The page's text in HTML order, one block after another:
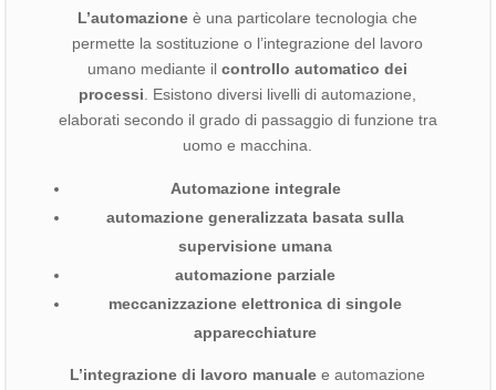
L’automazione è una particolare tecnologia che
permette la sostituzione o l’integrazione del lavoro
umano mediante ilcontrollo automatico dei
processi . Esistono diversi livelli di automazione,
elaborati secondo il grado di passaggio di funzione tra
uomo e macchina.
Automazione integrale
automazione generalizzata basata sulla
supervisione umana
automazione parziale
meccanizzazione elettronica di singole
apparecchiature
L’integrazione di lavoro manuale e automazione